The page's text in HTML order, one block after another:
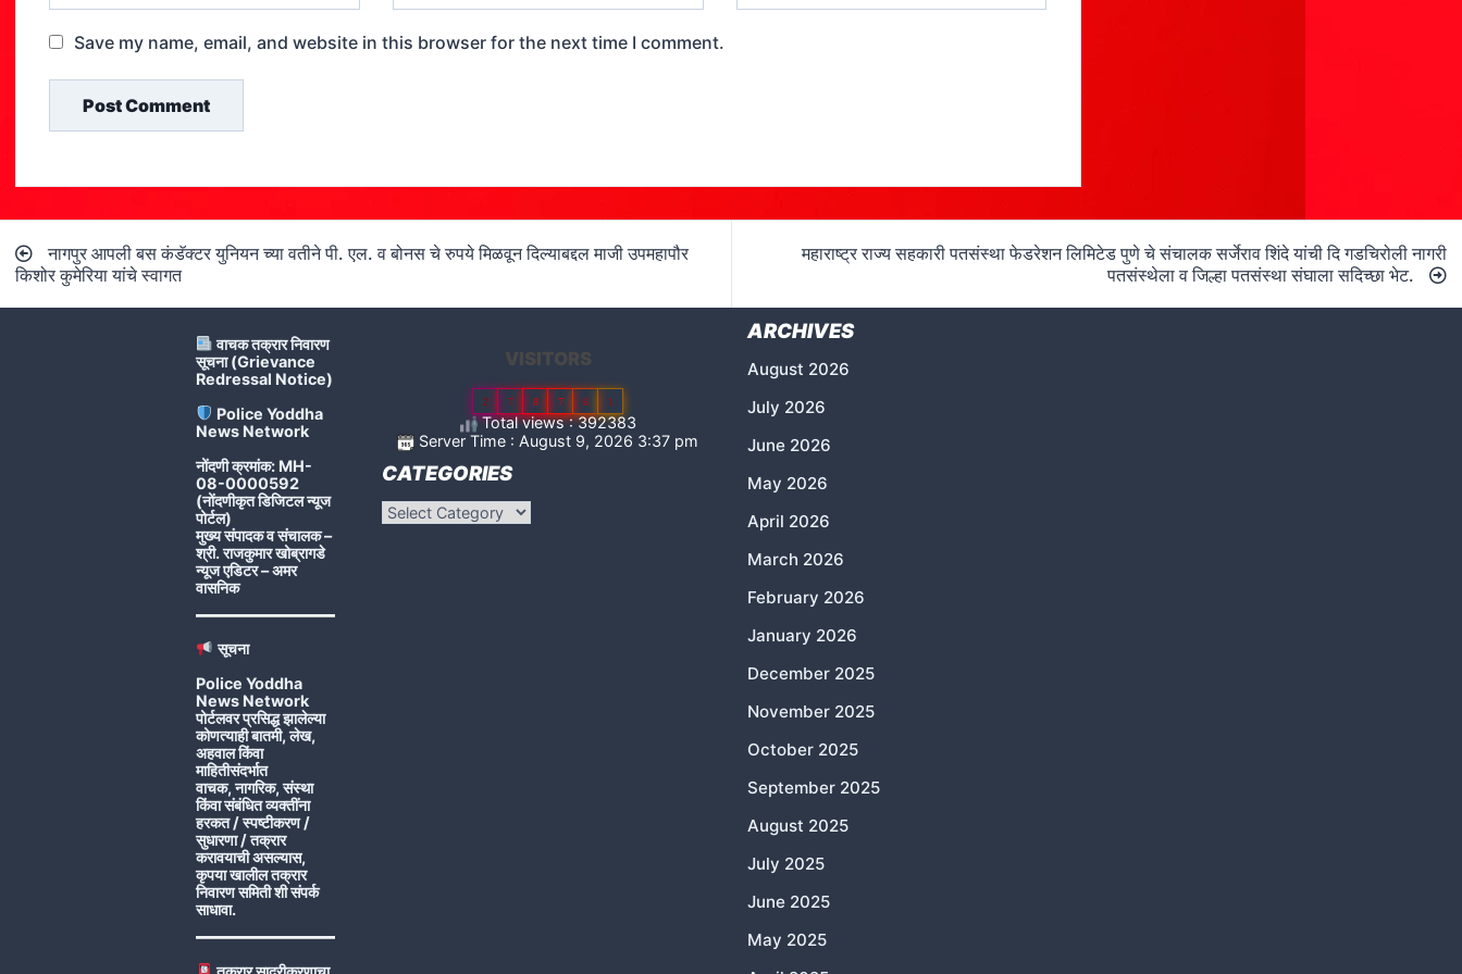
Save my name, email, and website in this browser for the next time I comment.
navigation
नागपुर आपली बस कंडॅक्टर युनियन च्या वतीने पी. एल. व बोनस चे रुपये मिळवून दिल्याबद्दल माजी उपमहापौर
किशोर कुमेरिया यांचे स्वागत
महाराष्ट्र राज्य सहकारी पतसंस्था फेडरेशन लिमिटेड पुणे चे संचालक सर्जेराव शिंदे यांची दि गडचिरोली नागरी
पतसंस्थेला व जिल्हा पतसंस्था संघाला सदिच्छा भेट.
वाचक तक्रार निवारण
सूचना (Grievance
Redressal Notice)
Police Yoddha
News Network
नोंदणी क्रमांक: MH-
08-0000592
(नोंदणीकृत डिजिटल न्यूज
पोर्टल)
मुख्य संपादक व संचालक –
श्री. राजकुमार खोब्रागडे
न्यूज एडिटर – अमर
वासनिक
सूचना
Police Yoddha
News Network
पोर्टलवर प्रसिद्ध झालेल्या
कोणत्याही बातमी, लेख,
अहवाल किंवा
माहितीसंदर्भात
वाचक, नागरिक, संस्था
किंवा संबंधित व्यक्तींना
हरकत / स्पष्टीकरण /
सुधारणा / तक्रार
करावयाची असल्यास,
कृपया खालील तक्रार
निवारण समिती शी संपर्क
साधावा.
VISITORS
2 7 8 7 6 1
Total views : 392383
Server Time : August 9, 2026 3:37 pm
CATEGORIES
Categories
ARCHIVES
August 2026
July 2026
June 2026
May 2026
April 2026
March 2026
February 2026
January 2026
December 2025
November 2025
October 2025
September 2025
August 2025
July 2025
June 2025
May 2025